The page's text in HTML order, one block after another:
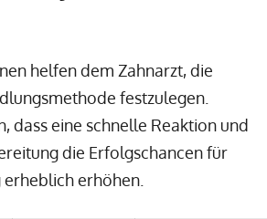
helfen dem Zahnarzt, die
festzulegen.
dass eine schnelle Reaktion und
die Erfolgschancen für
erhöhen.